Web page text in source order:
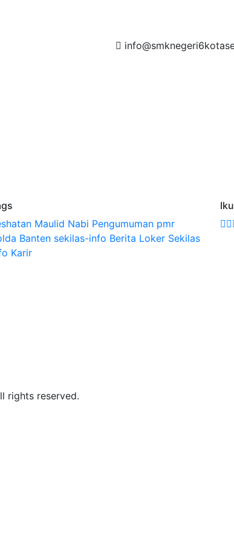
Maulid Nabi Pengumuman pmr
Banten sekilas-info Berita Loker Sekilas
Karir
rights reserved.